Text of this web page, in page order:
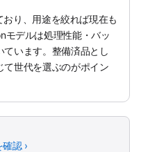
り、用途を絞れば現在も
モデルは処理性能・バッ
います。整備済品とし
て世代を選ぶのがポイン
認 ›